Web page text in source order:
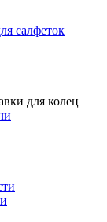
салфеток
для колец